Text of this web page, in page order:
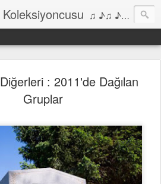
Koleksiyoncusu ♫ ♪♫ ♪ ♫ ♪♫ ♪•♫♪ 2006'dan bu yana Film, Dizi, Müzik ve Kitaplar üzerine Yazılar Diyarı...
: 2011'de Dağılan
Gruplar